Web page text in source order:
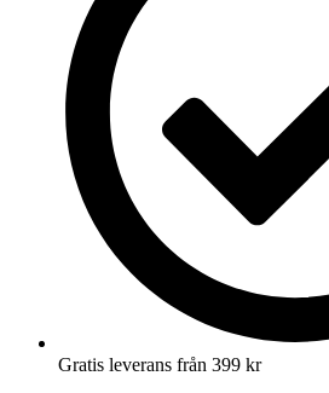
Gratis leverans från 399 kr